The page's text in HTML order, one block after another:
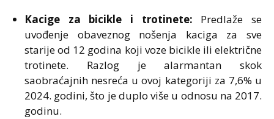
Kacige za bicikle i trotinete: Predlaže se
uvođenje obaveznog nošenja kaciga za sve
starije od 12 godina koji voze bicikle ili električne
trotinete. Razlog je alarmantan skok
saobraćajnih nesreća u ovoj kategoriji za 7,6% u
2024. godini, što je duplo više u odnosu na 2017.
godinu.